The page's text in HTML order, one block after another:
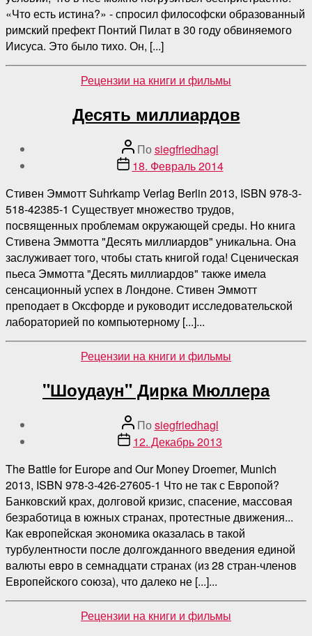
«Что есть истина?» - спросил философски образованный
римский префект Понтий Пилат в 30 году обвиняемого
Иисуса. Это было тихо. Он, [...]
Категории
Рецензии на книги и фильмы
Десять миллиардов
Автор
поста
Поsiegfriedhagl
Дата18. Февраль 2014
Стивен Эммотт Suhrkamp Verlag Berlin 2013, ISBN 978-3-
518-42385-1 Существует множество трудов,
посвященных проблемам окружающей среды. Но книга
Стивена Эммотта "Десять миллиардов" уникальна. Она
заслуживает того, чтобы стать книгой года! Сценическая
пьеса Эммотта "Десять миллиардов" также имела
сенсационный успех в Лондоне. Стивен Эммотт
преподает в Оксфорде и руководит исследовательской
лабораторией по компьютерному [...]...
Категории
Рецензии на книги и фильмы
"Шоудаун" Дирка Мюллера
Автор
поста
Поsiegfriedhagl
Дата12. Декабрь 2013
The Battle for Europe and Our Money Droemer, Munich
2013, ISBN 978-3-426-27605-1 Что не так с Европой?
Банковский крах, долговой кризис, спасение, массовая
безработица в южных странах, протестные движения...
Как европейская экономика оказалась в такой
турбулентности после долгожданного введения единой
валюты евро в семнадцати странах (из 28 стран-членов
Европейского союза), что далеко не [...]...
Категории
Рецензии на книги и фильмы